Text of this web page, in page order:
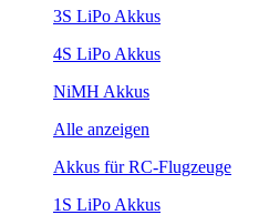
3S LiPo Akkus
4S LiPo Akkus
NiMH Akkus
Alle anzeigen
Akkus für RC-Flugzeuge
1S LiPo Akkus